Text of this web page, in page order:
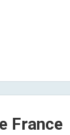
France